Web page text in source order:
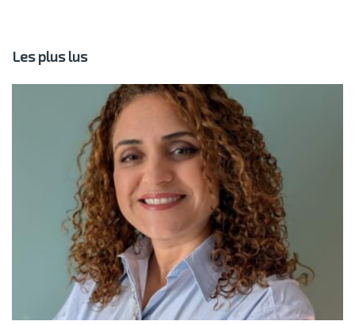
Les plus lus